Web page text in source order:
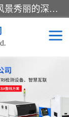
深圳市亿阳电子仪器有限公司坐落于风景秀丽的深圳市光明区，集SMT设备销售务为一体，努力为客户提供电子装配解决方案。与行业**SMT设备厂商：ASM（印刷机，锡膏检查机，贴片机），德国ERSA（爱莎）建立了稳固的代理合作关系，销售的设备一直保持**电子装配行业未来发展方向，能够满足客户各种繁杂产品的生产应用。
贴片机
焊